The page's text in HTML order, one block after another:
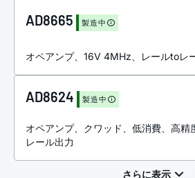
AD8665 製造中
オペアンプ、16V 4MHz 、レールtoレ
AD8624 製造中
オペアンプ、クワッド、低消費、高精
レール出力